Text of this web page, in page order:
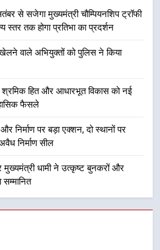
समाचार
देहरादून आर्थिक कॉरिडोर से जुड़ी
डीएम ने किया निरीक्षण; समयबद्ध एवं
निर्माण सुनिश्चित करने के
डीएम
समाचार
महाकुंभ 2026ः 01 सितंबर से सजेगा
पंचायत से राज्य स्तर तक होगा
का प्रदर्शन
समाचार
से सजेगा मुख्यमंत्री चौम्पियनशिप ट्रॉफी
स्तर तक होगा प्रतिभा का प्रदर्शन
वाले अभियुक्तों को पुलिस ने किया
श्रमिक हित और आधारभूत विकास को नई
फैसले
निर्माण पर बड़ा एक्शन, दो स्थानों पर
निर्माण सील
मुख्यमंत्री धामी ने उत्कृष्ट बुनकरों और
सम्मानित